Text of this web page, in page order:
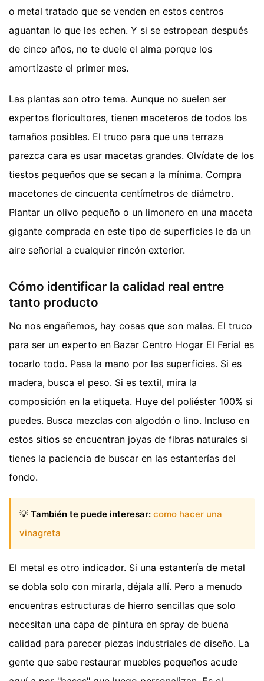
o metal tratado que se venden en estos centros
aguantan lo que les echen. Y si se estropean después
de cinco años, no te duele el alma porque los
amortizaste el primer mes.
Las plantas son otro tema. Aunque no suelen ser
expertos floricultores, tienen maceteros de todos los
tamaños posibles. El truco para que una terraza
parezca cara es usar macetas grandes. Olvídate de los
tiestos pequeños que se secan a la mínima. Compra
macetones de cincuenta centímetros de diámetro.
Plantar un olivo pequeño o un limonero en una maceta
gigante comprada en este tipo de superficies le da un
aire señorial a cualquier rincón exterior.
Cómo identificar la calidad real entre
tanto producto
No nos engañemos, hay cosas que son malas. El truco
para ser un experto en Bazar Centro Hogar El Ferial es
tocarlo todo. Pasa la mano por las superficies. Si es
madera, busca el peso. Si es textil, mira la
composición en la etiqueta. Huye del poliéster 100% si
puedes. Busca mezclas con algodón o lino. Incluso en
estos sitios se encuentran joyas de fibras naturales si
tienes la paciencia de buscar en las estanterías del
fondo.
💡 También te puede interesar: como hacer una
vinagreta
El metal es otro indicador. Si una estantería de metal
se dobla solo con mirarla, déjala allí. Pero a menudo
encuentras estructuras de hierro sencillas que solo
necesitan una capa de pintura en spray de buena
calidad para parecer piezas industriales de diseño. La
gente que sabe restaurar muebles pequeños acude